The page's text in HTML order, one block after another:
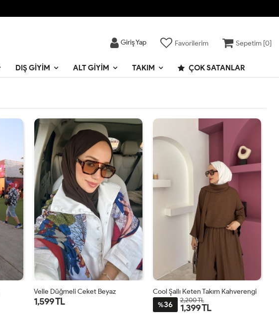
Giriş Yap Favorilerim Sepetim [0]
DIŞ GIYIM ALT GIYIM TAKIM ÇOK SATANLAR
Velle Düğmeli Ceket Beyaz
1,599 TL
Cool Şallı Keten Takım Kahverengi
%36 2,200 TL
1,399 TL